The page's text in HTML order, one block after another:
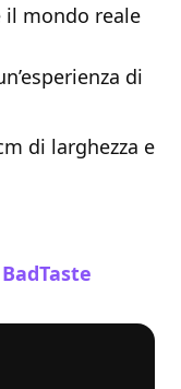
mondo reale
di
di larghezza e